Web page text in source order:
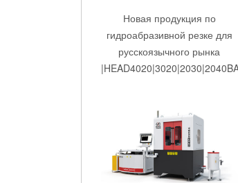
Новая продукция по
гидроабразивной резке для
русскоязычного рынка
|HEAD4020|3020|2030|2040BA